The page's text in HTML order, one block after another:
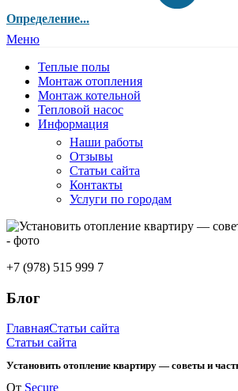
Определение...
Меню
Теплые полы
Монтаж отопления
Монтаж котельной
Тепловой насос
Информация
Наши работы
Отзывы
Статьи сайта
Контакты
Услуги по городам
+7 (978) 515 999 7
Блог
ГлавнаяСтатьи сайта
Статьи сайта
Установить отопление квартиру — советы и
От Secure